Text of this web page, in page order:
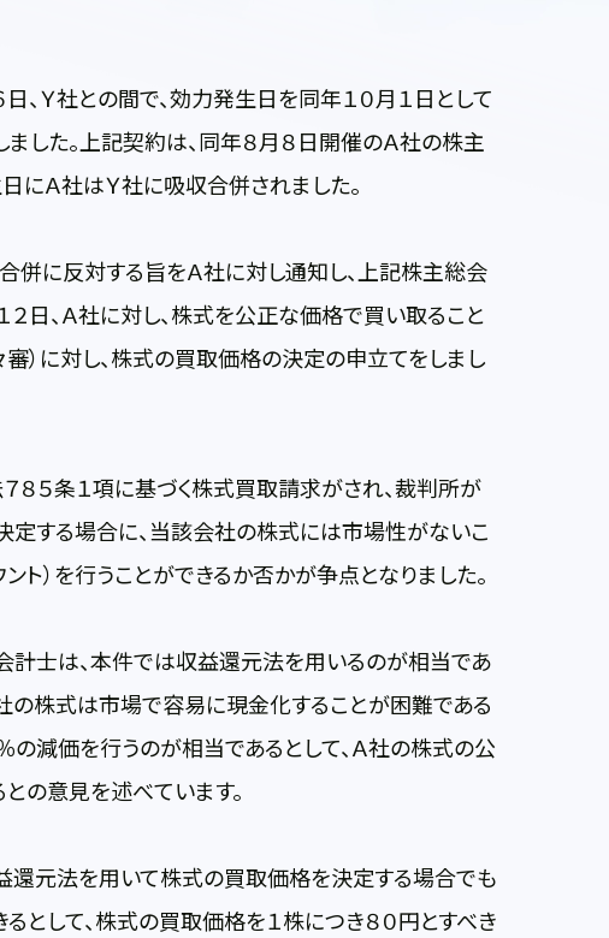
、Ｙ社との間で、効力発生日を同年１０月１日として
した。上記契約は、同年８月８日開催のＡ社の株主
にＡ社はＹ社に吸収合併されました。
併に反対する旨をＡ社に対し通知し、上記株主総会
日、Ａ社に対し、株式を公正な価格で買い取ること
審）に対し、株式の買取価格の決定の申立てをしまし
５条１項に基づく株式買取請求がされ、裁判所が
する場合に、当該会社の株式には市場性がないこ
ト）を行うことができるか否かが争点となりました。
計士は、本件では収益還元法を用いるのが相当であ
社の株式は市場で容易に現金化することが困難である
の減価を行うのが相当であるとして、Ａ社の株式の公
の意見を述べています。
還元法を用いて株式の買取価格を決定する場合でも
として、株式の買取価格を１株につき８０円とすべき